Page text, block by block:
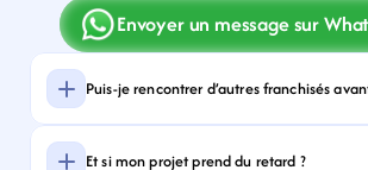
Envoyer un message sur
Puis-je rencontrer d’autres franchisés
Et si mon projet prend du retard ?